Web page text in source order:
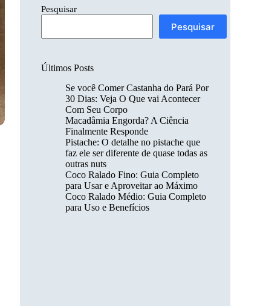
Pesquisar
Pesquisar
Últimos Posts
Se você Comer Castanha do Pará Por
30 Dias: Veja O Que vai Acontecer
Com Seu Corpo
Macadâmia Engorda? A Ciência
Finalmente Responde
Pistache: O detalhe no pistache que
faz ele ser diferente de quase todas as
outras nuts
Coco Ralado Fino: Guia Completo
para Usar e Aproveitar ao Máximo
Coco Ralado Médio: Guia Completo
para Uso e Benefícios